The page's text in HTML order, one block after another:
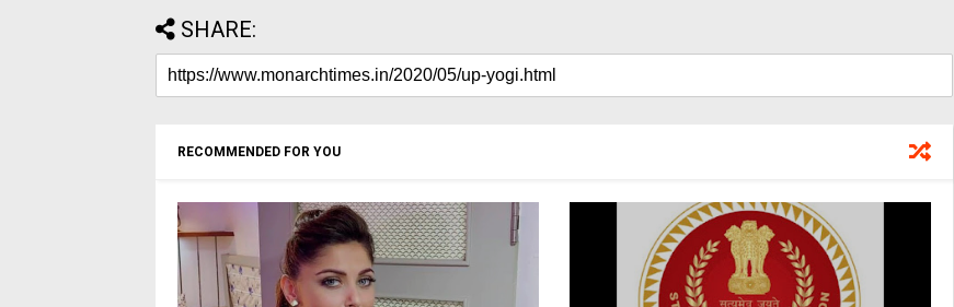
SHARE:
RECOMMENDED FOR YOU